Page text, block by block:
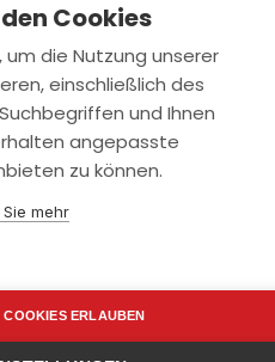
Cookies
die Nutzung unserer
einschließlich des
und Ihnen
angepasste
zu können.
mehr
ERLAUBEN